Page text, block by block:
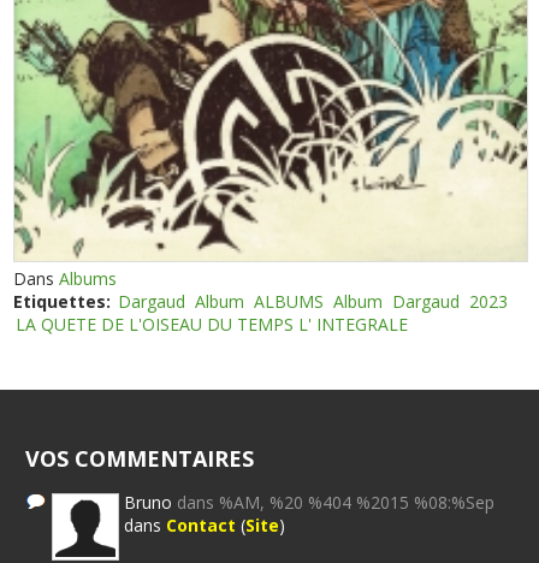
DansAlbums
Etiquettes: Dargaud Album ALBUMS Album Dargaud 2023
LA QUETE DE L'OISEAU DU TEMPS L' INTEGRALE
VOS COMMENTAIRES
Bruno dans %AM, %20 %404 %2015 %08:%Sep
dans Contact (Site)